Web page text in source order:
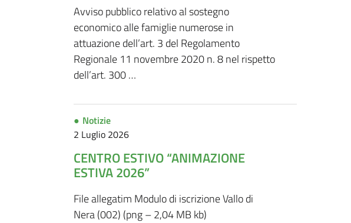
Avviso pubblico relativo al sostegno
economico alle famiglie numerose in
attuazione dell’art. 3 del Regolamento
Regionale 11 novembre 2020 n. 8 nel rispetto
dell’art. 300 …
Notizie
2 Luglio 2026
CENTRO ESTIVO “ANIMAZIONE
ESTIVA 2026”
File allegatim Modulo di iscrizione Vallo di
Nera (002) (png – 2,04 MB kb)